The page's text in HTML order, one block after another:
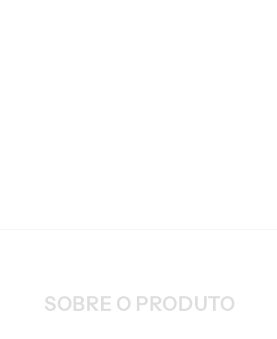
SOBRE O PRODUTO